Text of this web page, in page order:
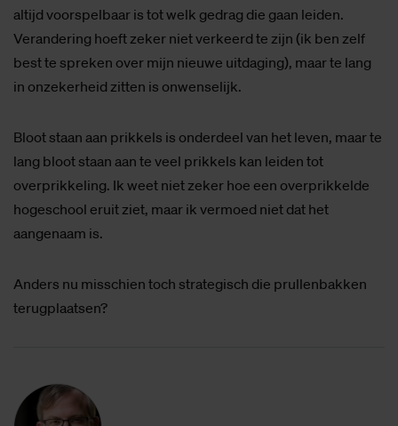
altijd voorspelbaar is tot welk gedrag die gaan leiden.
Verandering hoeft zeker niet verkeerd te zijn (ik ben zelf
best te spreken over mijn nieuwe uitdaging), maar te lang
in onzekerheid zitten is onwenselijk.
Bloot staan aan prikkels is onderdeel van het leven, maar te
lang bloot staan aan te veel prikkels kan leiden tot
overprikkeling. Ik weet niet zeker hoe een overprikkelde
hogeschool eruit ziet, maar ik vermoed niet dat het
aangenaam is.
Anders nu misschien toch strategisch die prullenbakken
terugplaatsen?